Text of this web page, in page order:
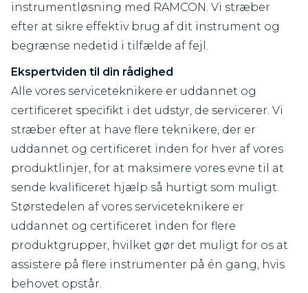
instrumentløsning med RAMCON. Vi stræber
efter at sikre effektiv brug af dit instrument og
begrænse nedetid i tilfælde af fejl.
Ekspertviden til din rådighed
Alle vores serviceteknikere er uddannet og
certificeret specifikt i det udstyr, de servicerer. Vi
stræber efter at have flere teknikere, der er
uddannet og certificeret inden for hver af vores
produktlinjer, for at maksimere vores evne til at
sende kvalificeret hjælp så hurtigt som muligt.
Størstedelen af vores serviceteknikere er
uddannet og certificeret inden for flere
produktgrupper, hvilket gør det muligt for os at
assistere på flere instrumenter på én gang, hvis
behovet opstår.